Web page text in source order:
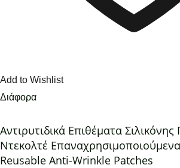
Add to Wishlist
Διάφορα
Αντιρυτιδικά Επιθέματα
Ντεκολτέ
Reusable Anti-Wrinkle Patches